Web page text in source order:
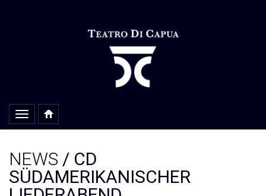
Alterar
navegação
NEWS / CD
SÜDAMERIKANISCHER